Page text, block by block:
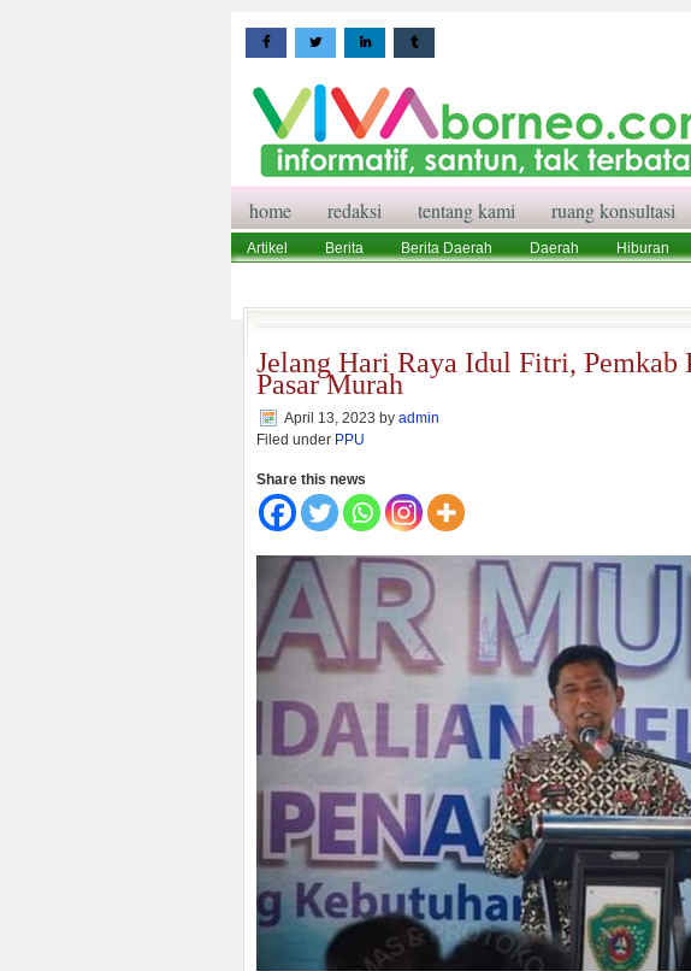
home redaksi tentang kami ruang konsultasi
Artikel Berita Berita Daerah Daerah Hiburan
Jelang Hari Raya Idul Fitri, Pemkab
Pasar Murah
April 13, 2023 by admin
Filed under PPU
Share this news